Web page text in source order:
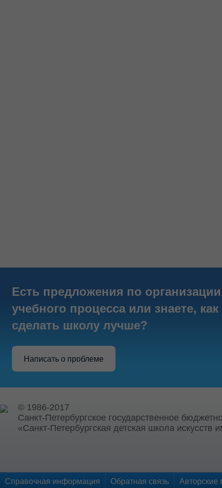
Есть предложения по организации
учебного процесса или знаете, как
сделать школу лучше?
Написать о проблеме
© 1986-2017
Санкт-Петербургское государственное
«Санкт-Петербургская детская школа искусств
Справочная информация Обратная связь Авторские